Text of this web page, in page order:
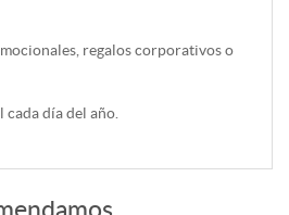
regalos corporativos o
cada día del año.